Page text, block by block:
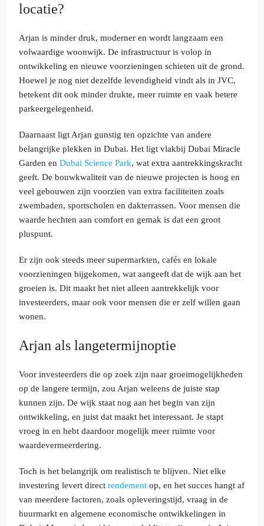
locatie?
Arjan is minder druk, moderner en wordt langzaam een
volwaardige woonwijk. De infrastructuur is volop in
ontwikkeling en nieuwe voorzieningen schieten uit de grond.
Hoewel je nog niet dezelfde levendigheid vindt als in JVC,
betekent dit ook minder drukte, meer ruimte en vaak betere
parkeergelegenheid.
Daarnaast ligt Arjan gunstig ten opzichte van andere
belangrijke plekken in Dubai. Het ligt vlakbij Dubai Miracle
Garden en Dubai Science Park, wat extra aantrekkingskracht
geeft. De bouwkwaliteit van de nieuwe projecten is hoog en
veel gebouwen zijn voorzien van extra faciliteiten zoals
zwembaden, sportscholen en dakterrassen. Voor mensen die
waarde hechten aan comfort en gemak is dat een groot
pluspunt.
Er zijn ook steeds meer supermarkten, cafés en lokale
voorzieningen bijgekomen, wat aangeeft dat de wijk aan het
groeien is. Dit maakt het niet alleen aantrekkelijk voor
investeerders, maar ook voor mensen die er zelf willen gaan
wonen.
Arjan als langetermijnoptie
Voor investeerders die op zoek zijn naar groeimogelijkheden
op de langere termijn, zou Arjan weleens de juiste stap
kunnen zijn. De wijk staat nog aan het begin van zijn
ontwikkeling, en juist dat maakt het interessant. Je stapt
vroeg in en hebt daardoor mogelijk meer ruimte voor
waardevermeerdering.
Toch is het belangrijk om realistisch te blijven. Niet elke
investering levert direct rendement op, en het succes hangt af
van meerdere factoren, zoals opleveringstijd, vraag in de
huurmarkt en algemene economische ontwikkelingen in